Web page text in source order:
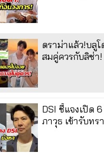
ดราม่าแล้ว!บลู
สมคู่ควรกับลิซ่า!
DSI ชี้แจงเปิด
ภาวุธ เข้ารับทร